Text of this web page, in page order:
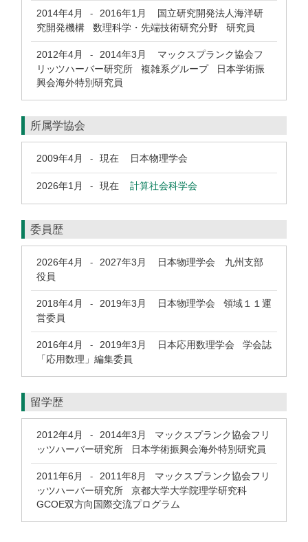
2014年4月 - 2016年1月
国立研究開発法人海洋研
究開発機構 数理科学・先端技術研究分野 研究員
2012年4月 - 2014年3月
マックスプランク協会フ
リッツハーバー研究所 複雑系グループ 日本学術振
興会海外特別研究員
所属学協会
2009年4月 - 現在 日本物理学会
2026年1月 - 現在 計算社会科学会
委員歴
2026年4月 - 2027年3月
日本物理学会 九州支部
役員
2018年4月 - 2019年3月
日本物理学会 領域１１運
営委員
2016年4月 - 2019年3月
日本応用数理学会 学会誌
「応用数理」編集委員
留学歴
2012年4月 - 2014年3月
マックスプランク協会フリ
ッツハーバー研究所 日本学術振興会海外特別研究員
2011年6月 - 2011年8月
マックスプランク協会フリ
ッツハーバー研究所 京都大学大学院理学研究科
GCOE双方向国際交流プログラム